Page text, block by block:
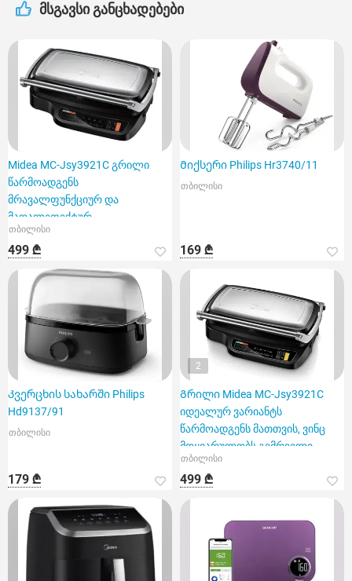
მსგავსი განცხადებები
Midea MC-Jsy3921C გრილი
წარმოადგენს
მრავალფუნქციურ და
მაღალეფექტურ
მოწყობილობას
თბილისი
499 ₾
Მიქსერი Philips Hr3740/11
თბილისი
169 ₾
Კვერცხის სახარში Philips
Hd9137/91
თბილისი
179 ₾
2
Გრილი Midea MC-Jsy3921C
იდეალურ ვარიანტს
წარმოადგენს მათთვის, ვინც
მოყვარულობს გემრიელი
კერძების სწრ
თბილისი
499 ₾